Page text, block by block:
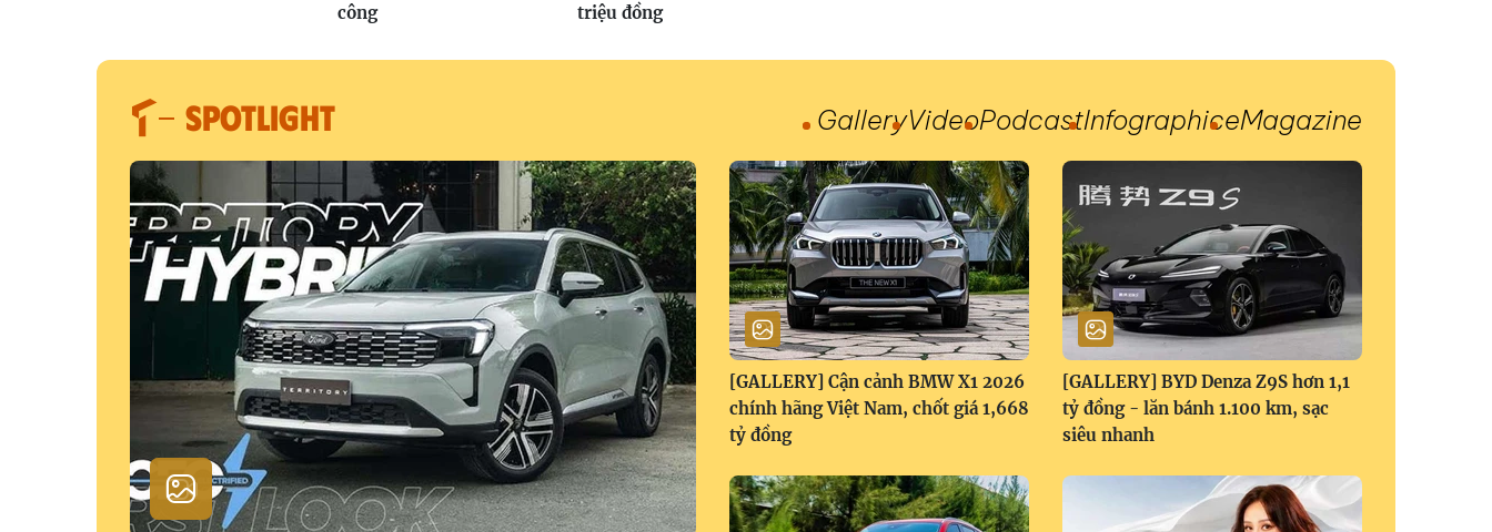
công
triệu đồng
SPOTLIGHT GalleryVideoPodcastInfographiceMagazine
[GALLERY] Cận cảnh BMW X1 2026
chính hãng Việt Nam, chốt giá 1,668
tỷ đồng
[GALLERY] BYD Denza Z9S hơn 1,1
tỷ đồng - lăn bánh 1.100 km, sạc
siêu nhanh